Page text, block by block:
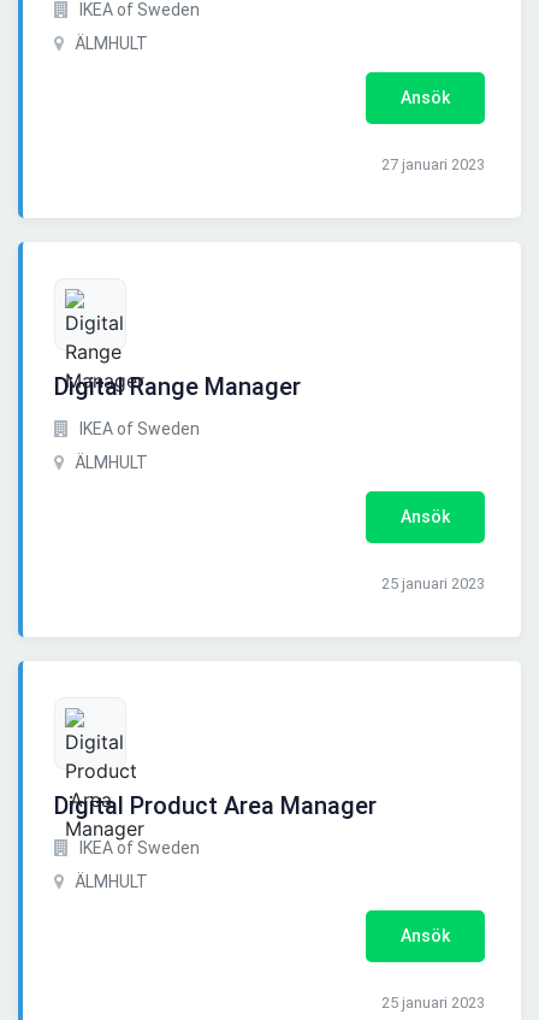
IKEA of Sweden
ÄLMHULT
Ansök
27 januari 2023
Digital Range Manager
IKEA of Sweden
ÄLMHULT
Ansök
25 januari 2023
Digital Product Area Manager
IKEA of Sweden
ÄLMHULT
Ansök
25 januari 2023